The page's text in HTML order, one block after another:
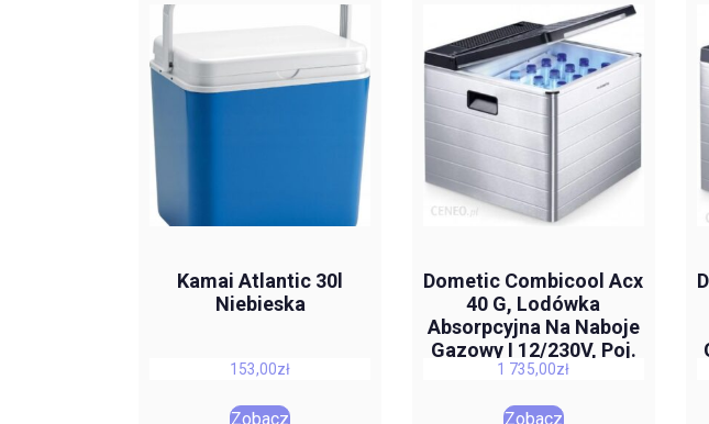
Kamai Atlantic 30l
Niebieska
153,00zł
Zobacz
Dometic Combicool Acx
40 G, Lodówka
Absorpcyjna Na Naboje
Gazowy I 12/230V, Poj.
40 L.
1 735,00zł
Zobacz